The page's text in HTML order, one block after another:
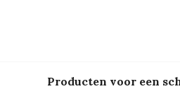
Producten voor een